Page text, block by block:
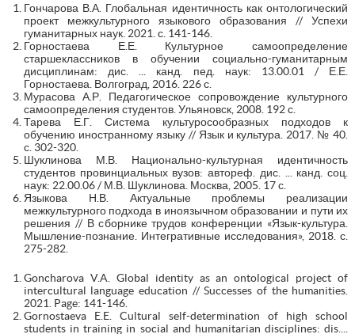
Гончарова В.А. Глобальная идентичность как онтологический
проект межкультурного языкового образования // Успехи
гуманитарных наук. 2021. с. 141-146.
Горностаева Е.Е. Культурное самоопределение
старшеклассников в обучении социально-гуманитарным
дисциплинам: дис. ... канд. пед. наук: 13.00.01 / Е.Е.
Горностаева. Волгоград, 2016. 226 с.
Мурасова А.Р. Педагогическое сопровождение культурного
самоопределения студентов. Ульяновск, 2008. 192 с.
Тарева Е.Г. Система культуросообразных подходов к
обучению иностранному языку // Язык и культура. 2017. № 40.
с. 302-320.
Шуклинова М.В. Национально-культурная идентичность
студентов провинциальных вузов: автореф. дис. ... канд. соц.
наук: 22.00.06 / М.В. Шуклинова. Москва, 2005. 17 с.
Языкова Н.В. Актуальные проблемы реализации
межкультурного подхода в иноязычном образовании и пути их
решения // В сборнике трудов конференции «Язык-культура.
Мышление-познание. Интегративные исследования», 2018. с.
275-282.
Goncharova V.A. Global identity as an ontological project of
intercultural language education // Successes of the humanities.
2021. Page: 141-146.
Gornostaeva E.E. Cultural self-determination of high school
students in training in social and humanitarian disciplines: dis....